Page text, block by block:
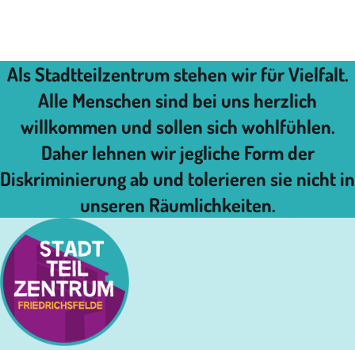
Als Stadtteilzentrum stehen wir für Vielfalt.
Alle Menschen sind bei uns herzlich
willkommen und sollen sich wohlfühlen.
Daher lehnen wir jegliche Form der
Diskriminierung ab und tolerieren sie nicht in
unseren Räumlichkeiten.